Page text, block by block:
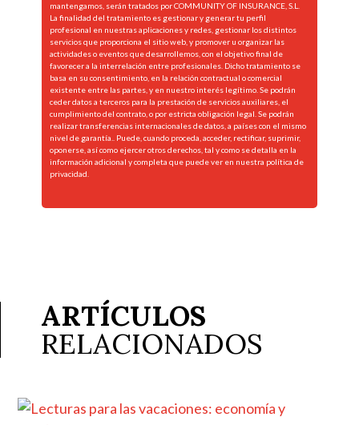
mantengamos, serán tratados por COMMUNITY OF INSURANCE, S.L.
La finalidad del tratamiento es gestionar y generar tu perfil
profesional en nuestras aplicaciones y redes, gestionar los distintos
servicios que proporciona el sitio web, y promover u organizar las
actividades o eventos que desarrollemos, con el objetivo final de
favorecer a la interrelación entre profesionales. Dicho tratamiento se
basa en su consentimiento, en la relación contractual o comercial
existente entre las partes, y en nuestro interés legítimo. Se podrán
ceder datos a terceros para la prestación de servicios auxiliares, el
cumplimiento del contrato, o por estricta obligación legal. Se podrán
realizar transferencias internacionales de datos, a países con el mismo
nivel de garantía.. Puede, cuando proceda, acceder, rectificar, suprimir,
oponerse, así como ejercer otros derechos, tal y como se detalla en la
información adicional y completa que puede ver en nuestra política de
privacidad.
ARTÍCULOS
RELACIONADOS